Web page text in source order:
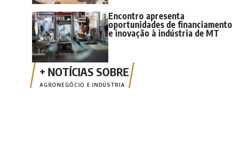
Encontro apresenta
oportunidades de financiamento
e inovação à indústria de MT
AGRONEGÓCIO E INDÚSTRIA